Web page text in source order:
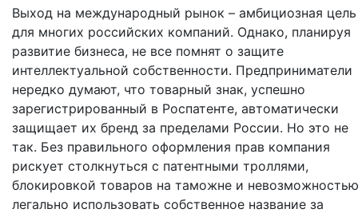
Выход на международный рынок – амбициозная цель
для многих российских компаний. Однако, планируя
развитие бизнеса, не все помнят о защите
интеллектуальной собственности. Предприниматели
нередко думают, что товарный знак, успешно
зарегистрированный в Роспатенте, автоматически
защищает их бренд за пределами России. Но это не
так. Без правильного оформления прав компания
рискует столкнуться с патентными троллями,
блокировкой товаров на таможне и невозможностью
легально использовать собственное название за